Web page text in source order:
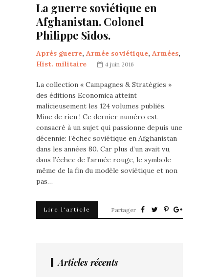
La guerre soviétique en
Afghanistan. Colonel
Philippe Sidos.
Après guerre, Armée soviétique, Armées,
Hist. militaire
4 juin 2016
La collection « Campagnes & Stratégies »
des éditions Economica atteint
malicieusement les 124 volumes publiés.
Mine de rien ! Ce dernier numéro est
consacré à un sujet qui passionne depuis une
décennie: l’échec soviétique en Afghanistan
dans les années 80. Car plus d’un avait vu,
dans l’échec de l’armée rouge, le symbole
même de la fin du modèle soviétique et non
pas…
Lire l'article Partager
Articles récents